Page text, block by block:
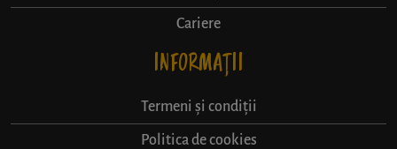
Cariere
INFORMAȚII
Termeni și condiții
Politica de cookies